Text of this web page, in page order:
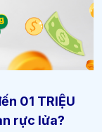
01 TRIỆU
rực lửa?